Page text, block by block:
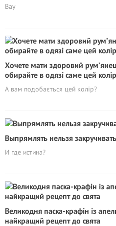
Вау
Хочете мати здоровий
обирайте в одязі саме цей колір
А вам подобається цей колір?
Выпрямлять нельзя
И где истина?
Великодня паска-крафін із
найкращий рецепт до свята